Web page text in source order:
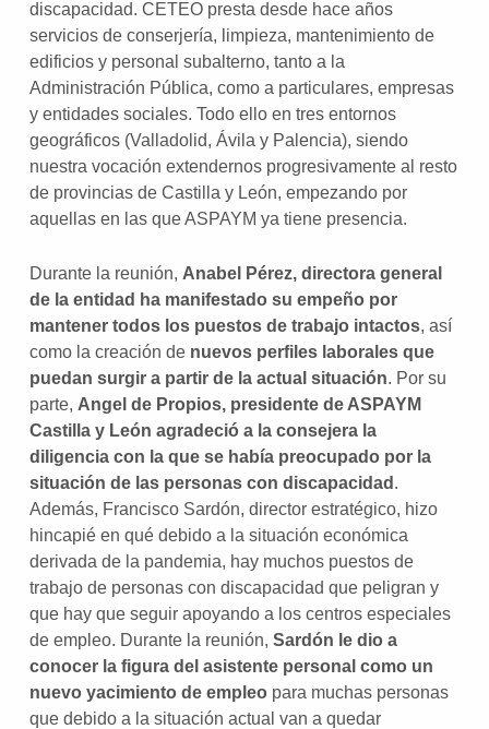
discapacidad. CETEO presta desde hace años
servicios de conserjería, limpieza, mantenimiento de
edificios y personal subalterno, tanto a la
Administración Pública, como a particulares, empresas
y entidades sociales. Todo ello en tres entornos
geográficos (Valladolid, Ávila y Palencia), siendo
nuestra vocación extendernos progresivamente al resto
de provincias de Castilla y León, empezando por
aquellas en las que ASPAYM ya tiene presencia.
Durante la reunión, Anabel Pérez, directora general
de la entidad ha manifestado su empeño por
mantener todos los puestos de trabajo intactos, así
como la creación denuevos perfiles laborales que
puedan surgir a partir de la actual situación. Por su
parte, Angel de Propios, presidente de ASPAYM
Castilla y León agradeció a la consejera la
diligencia con la que se había preocupado por la
situación de las personas con discapacidad .
Además, Francisco Sardón, director estratégico, hizo
hincapié en qué debido a la situación económica
derivada de la pandemia, hay muchos puestos de
trabajo de personas con discapacidad que peligran y
que hay que seguir apoyando a los centros especiales
de empleo. Durante la reunión, Sardón le dio a
conocer la figura del asistente personal como un
nuevo yacimiento de empleopara muchas personas
que debido a la situación actual van a quedar